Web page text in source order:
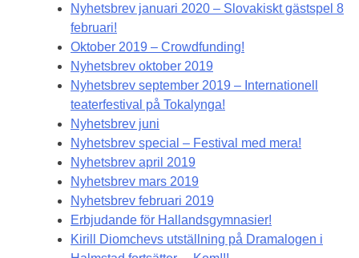
Nyhetsbrev januari 2020 – Slovakiskt gästspel 8
februari!
Oktober 2019 – Crowdfunding!
Nyhetsbrev oktober 2019
Nyhetsbrev september 2019 – Internationell
teaterfestival på Tokalynga!
Nyhetsbrev juni
Nyhetsbrev special – Festival med mera!
Nyhetsbrev april 2019
Nyhetsbrev mars 2019
Nyhetsbrev februari 2019
Erbjudande för Hallandsgymnasier!
Kirill Diomchevs utställning på Dramalogen i